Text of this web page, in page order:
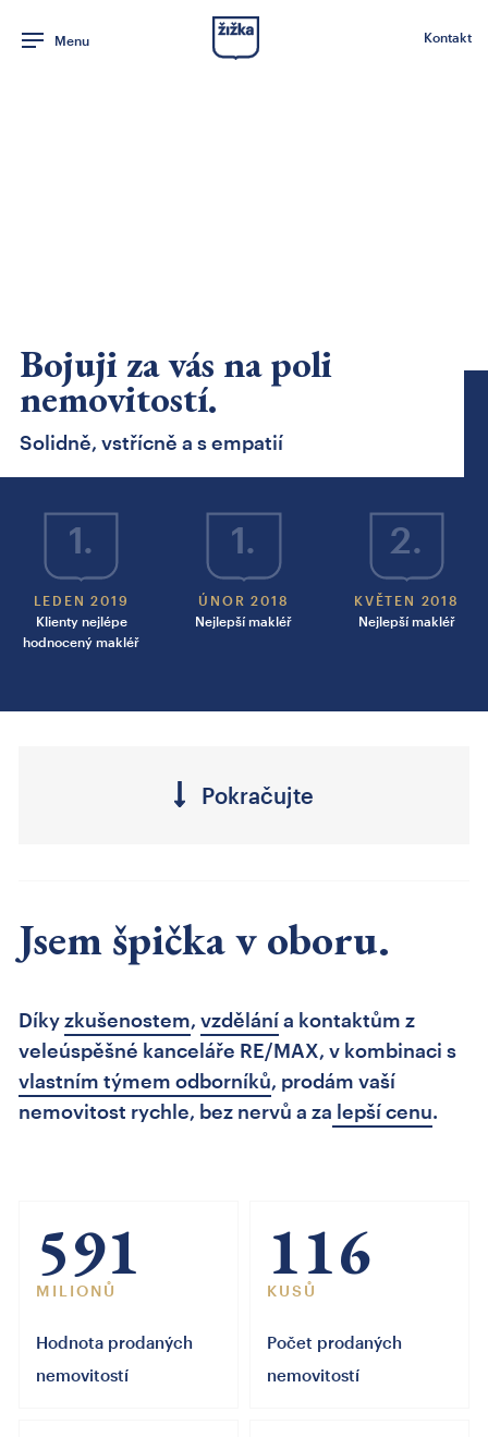
Menu Kontakt
Bojuji za vás na poli
nemovitostí.
Solidně, vstřícně a s empatií
1.
LEDEN 2019
Klienty nejlépe
hodnocený makléř
1.
ÚNOR 2018
Nejlepší makléř
2.
KVĚTEN 2018
Nejlepší makléř
Pokračujte
Jsem špička v oboru.
Díkyzkušenostem, vzdělánía kontaktům z
veleúspěšné kanceláře RE/MAX, v kombinaci s
vlastním týmem odborníků, prodám vaší
nemovitost rychle, bez nervů a za lepší cenu.
591
MILIONŮ
Hodnota prodaných
nemovitostí
116
KUSŮ
Počet prodaných
nemovitostí